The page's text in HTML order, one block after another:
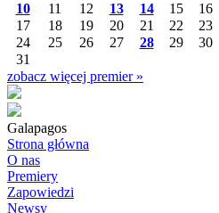
10
11 12 13 14 15
16
17
18 19 20 21 22
23
24
25 26 27 28 29
30
31
zobacz więcej premier »
Galapagos
Strona główna
O nas
Premiery
Zapowiedzi
Newsy